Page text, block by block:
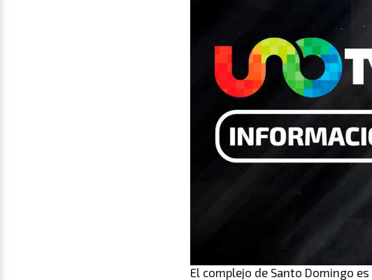
El complejo de Santo Domingo